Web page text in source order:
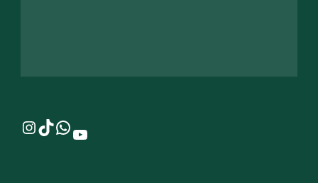
Instagram
TikTok
WhatsApp
YouTube